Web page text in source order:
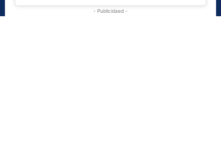
- Publicidaed -